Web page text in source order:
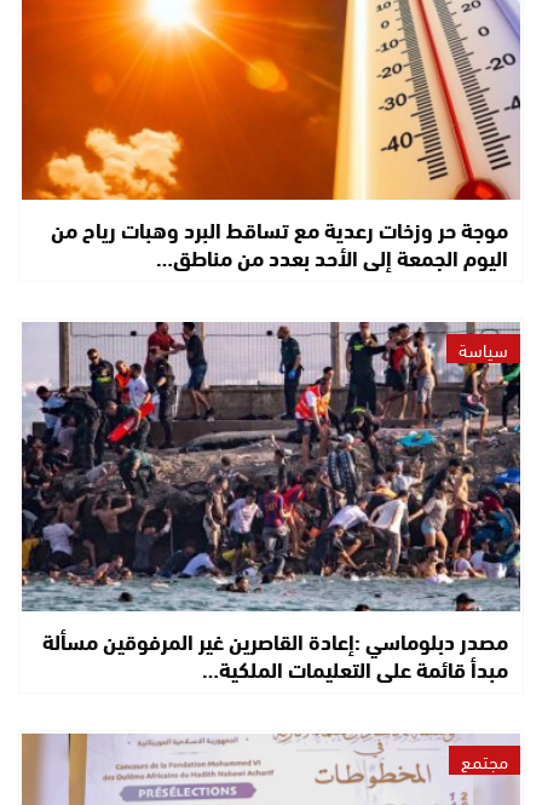
موجة حر وزخات رعدية مع تساقط البرد وهبات رياح من
اليوم الجمعة إلى الأحد بعدد من مناطق…
سياسة
مصدر دبلوماسي :إعادة القاصرين غير المرفوقين مسألة
مبدأ قائمة على التعليمات الملكية…
مجتمع